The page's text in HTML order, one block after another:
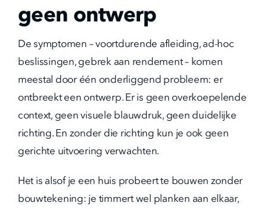
geen ontwerp
De symptomen – voortdurende afleiding, ad-hoc
beslissingen, gebrek aan rendement – komen
meestal door één onderliggend probleem: er
ontbreekt een ontwerp. Er is geen overkoepelende
context, geen visuele blauwdruk, geen duidelijke
richting. En zonder die richting kun je ook geen
gerichte uitvoering verwachten.
Het is alsof je een huis probeert te bouwen zonder
bouwtekening: je timmert wel planken aan elkaar,